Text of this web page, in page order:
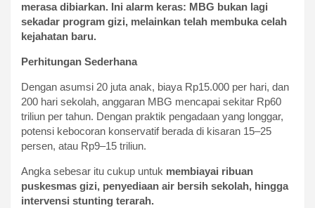
merasa dibiarkan. Ini alarm keras: MBG bukan lagi
sekadar program gizi, melainkan telah membuka celah
kejahatan baru.
Perhitungan Sederhana
Dengan asumsi 20 juta anak, biaya Rp15.000 per hari, dan
200 hari sekolah, anggaran MBG mencapai sekitar Rp60
triliun per tahun. Dengan praktik pengadaan yang longgar,
potensi kebocoran konservatif berada di kisaran 15–25
persen, atau Rp9–15 triliun.
Angka sebesar itu cukup untuk membiayai ribuan
puskesmas gizi, penyediaan air bersih sekolah, hingga
intervensi stunting terarah.